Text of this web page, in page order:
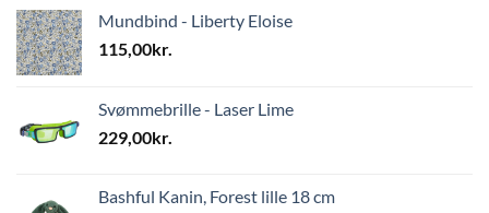
Mundbind - Liberty Eloise
115,00kr.
Svømmebrille - Laser Lime
229,00kr.
Bashful Kanin, Forest lille 18 cm